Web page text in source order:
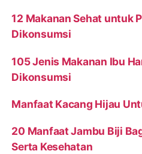
12 Makanan Sehat untuk
Dikonsumsi
105 Jenis Makanan Ibu
Dikonsumsi
Manfaat Kacang Hijau
20 Manfaat Jambu Biji
Serta Kesehatan